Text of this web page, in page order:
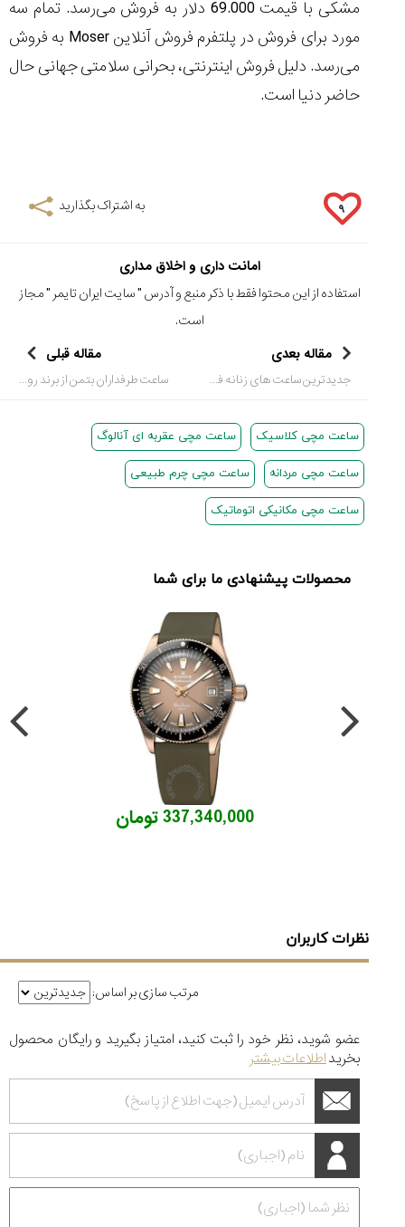
مشکی با قیمت 69.000 دلار به فروش می‌رسد. تمام سه
مورد برای فروش در پلتفرم فروش آنلاینMoser به فروش
می‌رسد. دلیل فروش اینترنتی، بحرانی سلامتی جهانی حال
حاضر دنیا است.
۹ به اشتراک بگذارید
امانت داری و اخلاق مداری
استفاده از این محتوا فقط با ذکر منبع و آدرس "سایت ایران تایمر " مجاز
است.
مقاله بعدی
جدیدترین ساعت های زنانه فشن امگا
مقاله قبلی
ساعت طرفداران بتمن از برند رولکس
ساعت مچی کلاسیک ساعت مچی عقربه ای آنالوگ
ساعت مچی مردانه ساعت مچی چرم طبیعی
ساعت مچی مکانیکی اتوماتیک
محصولات پیشنهادی ما برای شما
337,340,000 تومان
نظرات کاربران
مرتب سازی بر اساس:
عضو شوید، نظر خود را ثبت کنید، امتیاز بگیرید و رایگان محصول
بخریداطلاعات بیشتر